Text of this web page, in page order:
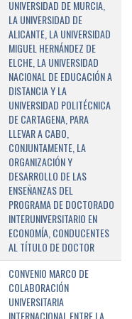
UNIVERSIDAD DE MURCIA,
LA UNIVERSIDAD DE
ALICANTE, LA UNIVERSIDAD
MIGUEL HERNÁNDEZ DE
ELCHE, LA UNIVERSIDAD
NACIONAL DE EDUCACIÓN A
DISTANCIA Y LA
UNIVERSIDAD POLITÉCNICA
DE CARTAGENA, PARA
LLEVAR A CABO,
CONJUNTAMENTE, LA
ORGANIZACIÓN Y
DESARROLLO DE LAS
ENSEÑANZAS DEL
PROGRAMA DE DOCTORADO
INTERUNIVERSITARIO EN
ECONOMÍA, CONDUCENTES
AL TÍTULO DE DOCTOR
CONVENIO MARCO DE
COLABORACIÓN
UNIVERSITARIA
INTERNACIONAL ENTRE LA